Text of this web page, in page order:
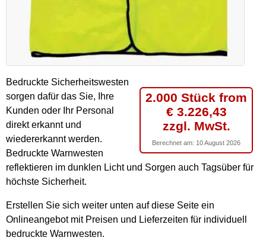
2.000 Stück from
€ 3.226,43
zzgl. MwSt.
Berechnet am: 10 August 2026
Bedruckte Sicherheitswesten
sorgen dafür das Sie, Ihre
Kunden oder Ihr Personal
direkt erkannt und
wiedererkannt werden.
Bedruckte Warnwesten
reflektieren im dunklen Licht und Sorgen auch Tagsüber für
höchste Sicherheit.
Erstellen Sie sich weiter unten auf diese Seite ein
Onlineangebot mit Preisen und Lieferzeiten für individuell
bedruckte Warnwesten.